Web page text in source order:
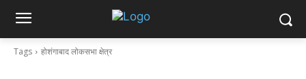
Tags होशंगाबाद लोकसभा क्षेत्र